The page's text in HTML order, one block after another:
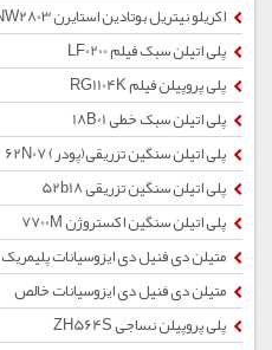
اکریلو نیتریل بوتادین استایرن SV0157NW2803
پلی اتیلن سبک فیلم LF0200
پلی پروپیلن فیلم RG1104K
پلی اتیلن سبک خطی 18B01
پلی اتیلن سنگین تزریقی(پودر) 62N07
پلی اتیلن سنگین تزریقی 52b18
پلی اتیلن سنگین اکستروژن 7700M
متیلن دی فنیل دی ایزوسیانات پلیمریک
متیلن دی فنیل دی ایزوسیانات خالص
پلی پروپیلن نساجی ZH564S